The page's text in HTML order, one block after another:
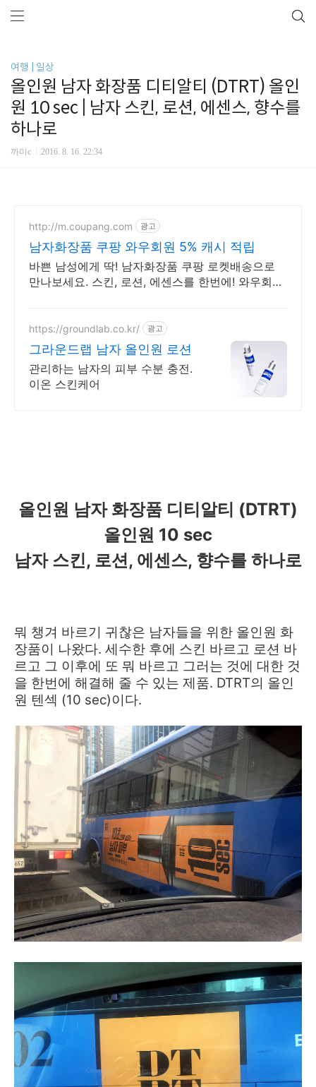
여행 | 일상
올인원 남자 화장품 디티알티 (DTRT) 올인
원 10 sec | 남자 스킨, 로션, 에센스, 향수를
하나로
까미c 2016. 8. 16. 22:34
http://m.coupang.com 광고
남자화장품 쿠팡 와우회원 5% 캐시 적립
바쁜 남성에게 딱! 남자화장품 쿠팡 로켓배송으로
만나보세요. 스킨, 로션, 에센스를 한번에! 와우회원
https://groundlab.co.kr/ 광고
그라운드랩 남자 올인원 로션
관리하는 남자의 피부 수분 충전.
이온 스킨케어
올인원 남자 화장품 디티알티 (DTRT)
올인원 10 sec
남자 스킨, 로션, 에센스, 향수를 하나로
뭐 챙겨 바르기 귀찮은 남자들을 위한 올인원 화
장품이 나왔다. 세수한 후에 스킨 바르고 로션 바
르고 그 이후에 또 뭐 바르고 그러는 것에 대한 것
을 한번에 해결해 줄 수 있는 제품. DTRT의 올인
원 텐섹 (10 sec)이다.